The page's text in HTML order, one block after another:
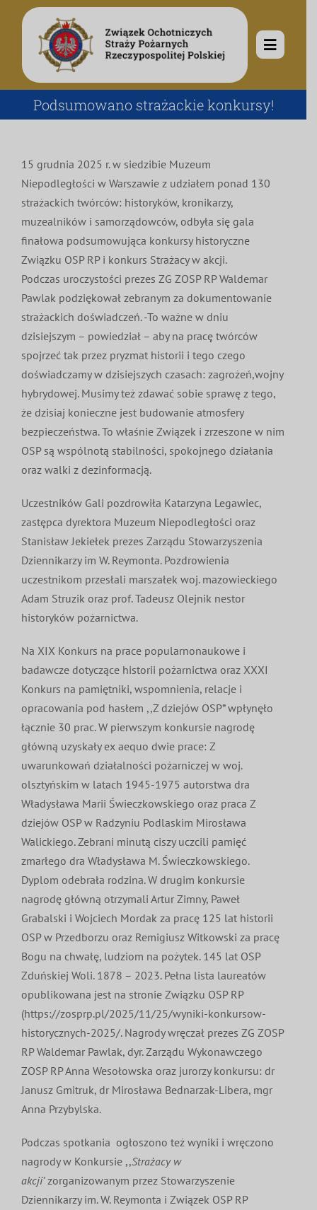
Przejdź
zawartości
Toggle
Władze
Symbole
Media
Ogłoszenia
Działalność
MDP i DDP
OTWP
PNWM
Kultura
Orkiestry
Sport
Floriany
Historia
Projekty
System OSP
Forum
Poradnik
Sklep
100-lecie
Podsumowano strażackie konkursy!
15 grudnia 2025 r. w siedzibie Muzeum
Niepodległości w Warszawie z udziałem ponad 130
strażackich twórców: historyków, kronikarzy,
muzealników i samorządowców, odbyła się gala
finałowa podsumowująca konkursy historyczne
Związku OSP RP i konkurs Strażacy w akcji.
Podczas uroczystości prezes ZG ZOSP RP Waldemar
Pawlak podziękował zebranym za dokumentowanie
strażackich doświadczeń. -To ważne w dniu
dzisiejszym – powiedział – aby na pracę twórców
spojrzeć tak przez pryzmat historii i tego czego
doświadczamy w dzisiejszych czasach: zagrożeń,wojny
hybrydowej. Musimy też zdawać sobie sprawę z tego,
że dzisiaj konieczne jest budowanie atmosfery
bezpieczeństwa. To właśnie Związek i zrzeszone w nim
OSP są wspólnotą stabilności, spokojnego działania
oraz walki z dezinformacją.
Uczestników Gali pozdrowiła Katarzyna Legawiec,
zastępca dyrektora Muzeum Niepodległości oraz
Stanisław Jekiełek prezes Zarządu Stowarzyszenia
Dziennikarzy im W. Reymonta. Pozdrowienia
uczestnikom przesłali marszałek woj. mazowieckiego
Adam Struzik oraz prof. Tadeusz Olejnik nestor
historyków pożarnictwa.
Na XIX Konkurs na prace popularnonaukowe i
badawcze dotyczące historii pożarnictwa oraz XXXI
Konkurs na pamiętniki, wspomnienia, relacje i
opracowania pod hasłem ,,Z dziejów OSP” wpłynęło
łącznie 30 prac. W pierwszym konkursie nagrodę
główną uzyskały ex aequo dwie prace: Z
uwarunkowań działalności pożarniczej w woj.
olsztyńskim w latach 1945-1975 autorstwa dra
Władysława Marii Świeczkowskiego oraz praca Z
dziejów OSP w Radzyniu Podlaskim Mirosława
Walickiego. Zebrani minutą ciszy uczcili pamięć
zmarłego dra Władysława M. Świeczkowskiego.
Dyplom odebrała rodzina. W drugim konkursie
nagrodę główną otrzymali Artur Zimny, Paweł
Grabalski i Wojciech Mordak za pracę 125 lat historii
OSP w Przedborzu oraz Remigiusz Witkowski za pracę
Bogu na chwałę, ludziom na pożytek. 145 lat OSP
Zduńskiej Woli. 1878 – 2023. Pełna lista laureatów
opublikowana jest na stronie Związku OSP RP
(https://zosprp.pl/2025/11/25/wyniki-konkursow-
historycznych-2025/. Nagrody wręczał prezes ZG ZOSP
RP Waldemar Pawlak, dyr. Zarządu Wykonawczego
ZOSP RP Anna Wesołowska oraz jurorzy konkursu: dr
Janusz Gmitruk, dr Mirosława Bednarzak-Libera, mgr
Anna Przybylska.
Podczas spotkania ogłoszono też wyniki i wręczono
nagrody w Konkursie ,,Strażacy w
akcji’zorganizowanym przez Stowarzyszenie
Dziennikarzy im. W. Reymonta i Związek OSP RP